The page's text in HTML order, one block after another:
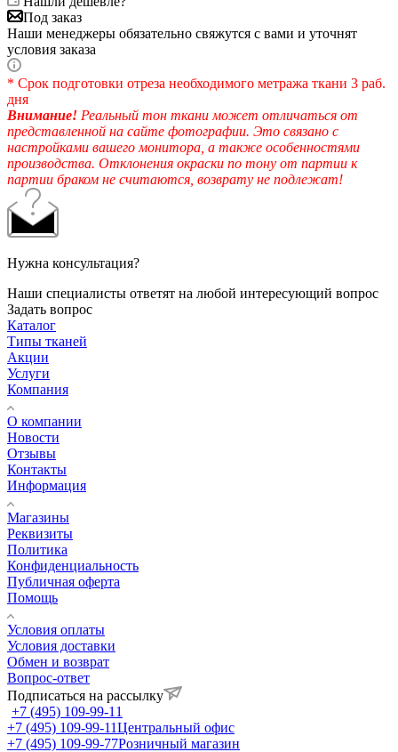
Под заказ
Наши менеджеры обязательно свяжутся с вами и уточнят
условия заказа
* Срок подготовки отреза необходимого метража ткани 3 раб.
дня
Внимание! Реальный тон ткани может отличаться от
представленной на сайте фотографии. Это связано с
настройками вашего монитора, а также особенностями
производства. Отклонения окраски по тону от партии к
партии браком не считаются, возврату не подлежат!
Нужна консультация?
Наши специалисты ответят на любой интересующий вопрос
Задать вопрос
Каталог
Типы тканей
Акции
Услуги
Компания
О компании
Новости
Отзывы
Контакты
Информация
Магазины
Реквизиты
Политика
Конфиденциальность
Публичная оферта
Помощь
Условия оплаты
Условия доставки
Обмен и возврат
Вопрос-ответ
Подписаться на рассылку
+7 (495) 109-99-11
+7 (495) 109-99-11Центральный офис
+7 (495) 109-99-77Розничный магазин